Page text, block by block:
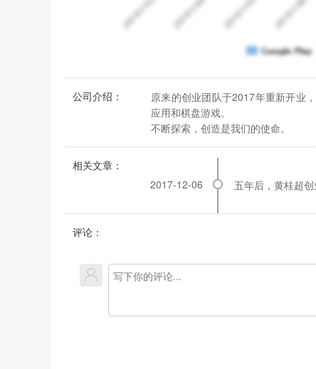
公司介绍：
原来的创业团队于2017年重新开业
应用和棋盘游戏。
不断探索，创造是我们的使命。
相关文章：
2017-12-06
五年后，黄桂超
评论：